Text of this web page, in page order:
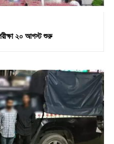
২০ আগস্ট শুরু